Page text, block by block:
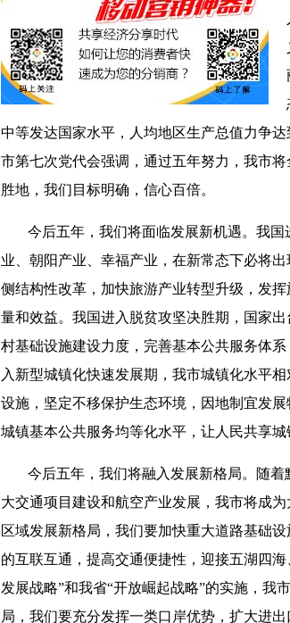
中等发达国家水平，人均地区生产总值力争
市第七次党代会强调，通过五年努力，我市
胜地，我们目标明确，信心百倍。
今后五年，我们将面临发展新机遇。我
业、朝阳产业、幸福产业，在新常态下必将
侧结构性改革，加快旅游产业转型升级，发
量和效益。我国进入脱贫攻坚决胜期，国家
村基础设施建设力度，完善基本公共服务体
入新型城镇化快速发展期，我市城镇化水平
设施，坚定不移保护生态环境，因地制宜发
城镇基本公共服务均等化水平，让人民共享城
今后五年，我们将融入发展新格局。随
大交通项目建设和航空产业发展，我市将成
区域发展新格局，我们要加快重大道路基础
的互联互通，提高交通便捷性，迎接五湖四
发展战略”和我省“开放崛起战略”的实施，我
局，我们要充分发挥一类口岸优势，扩大进